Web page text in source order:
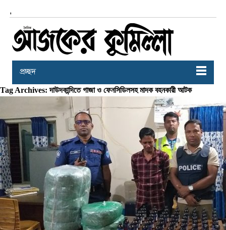
,
প্রচ্ছদ
Tag Archives: দাউদকান্দিতে গাজা ও ফেনসিডিলসহ মাদক বহনকারী আটক